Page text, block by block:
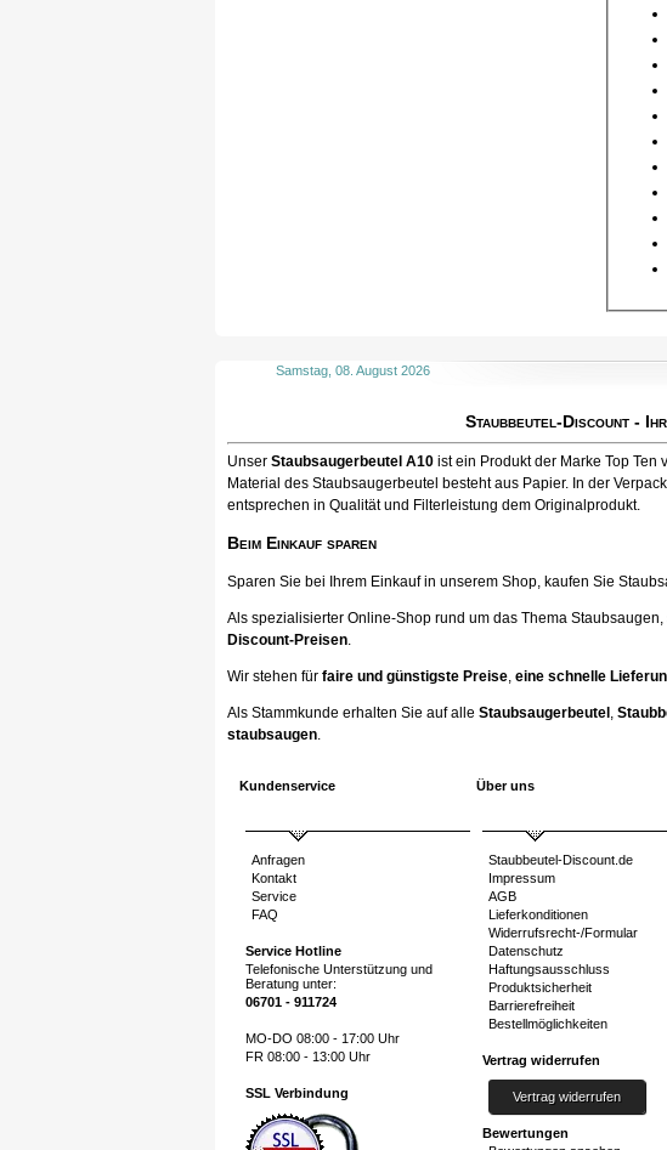
Samstag, 08. August 2026
Staubbeutel-Discount -
Unser Staubsaugerbeutel A10 ist ein Produkt der Marke Top
Material des Staubsaugerbeutel besteht aus Papier. In der
entsprechen in Qualität und Filterleistung dem Originalprodukt.
Beim Einkauf sparen
Sparen Sie bei Ihrem Einkauf in unserem Shop, kaufen Sie
Als spezialisierter Online-Shop rund um das Thema
Discount-Preisen.
Wir stehen für faire und günstigste Preise, eine schnelle
Als Stammkunde erhalten Sie auf alle Staubsaugerbeutel ,
staubsaugen.
Kundenservice
Anfragen
Kontakt
Service
FAQ
Service Hotline
Telefonische Unterstützung und
Beratung unter:
06701 - 911724
MO-DO 08:00 - 17:00 Uhr
FR 08:00 - 13:00 Uhr
SSL Verbindung
Über uns
Staubbeutel-Discount.de
Impressum
AGB
Lieferkonditionen
Widerrufsrecht-/Formular
Datenschutz
Haftungsausschluss
Produktsicherheit
Barrierefreiheit
Bestellmöglichkeiten
Vertrag widerrufen
Vertrag widerrufen
Bewertungen